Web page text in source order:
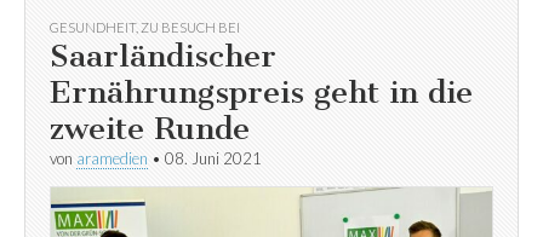
GESUNDHEIT, ZU BESUCH BEI
Saarländischer
Ernährungspreis geht in die
zweite Runde
von aramedien • 08. Juni 2021